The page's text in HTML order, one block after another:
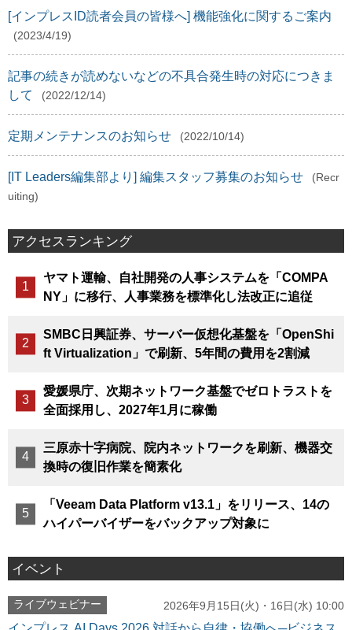
[インプレスID読者会員の皆様へ] 機能強化に関するご案内
(2023/4/19)
記事の続きが読めないなどの不具合発生時の対応につきま
して
(2022/12/14)
定期メンテナンスのお知らせ (2022/10/14)
[IT Leaders編集部より] 編集スタッフ募集のお知らせ
(Recr
uiting)
アクセスランキング
ヤマト運輸、自社開発の人事システムを「COMPA
NY」に移行、人事業務を標準化し法改正に追従
SMBC日興証券、サーバー仮想化基盤を「OpenShi
ft Virtualization」で刷新、5年間の費用を2割減
愛媛県庁、次期ネットワーク基盤でゼロトラストを
全面採用し、2027年1月に稼働
三原赤十字病院、院内ネットワークを刷新、機器交
換時の復旧作業を簡素化
「Veeam Data Platform v13.1」をリリース、14の
ハイパーバイザーをバックアップ対象に
イベント
ライブウェビナー 2026年9月15日(火)・16日(水) 10:00